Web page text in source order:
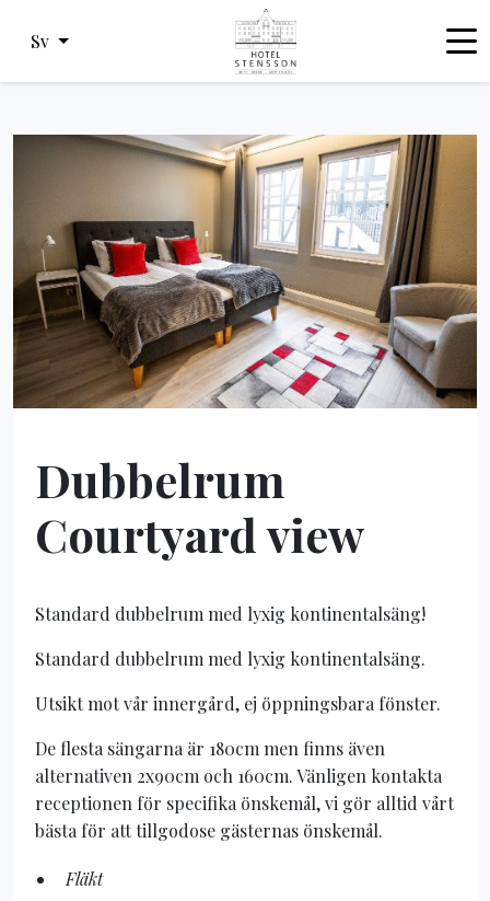
Sv
Dubbelrum
Courtyard view
Standard dubbelrum med lyxig kontinentalsäng!
Standard dubbelrum med lyxig kontinentalsäng.
Utsikt mot vår innergård, ej öppningsbara fönster.
De flesta sängarna är 180cm men finns även
alternativen 2x90cm och 160cm. Vänligen kontakta
receptionen för specifika önskemål, vi gör alltid vårt
bästa för att tillgodose gästernas önskemål.
Fläkt